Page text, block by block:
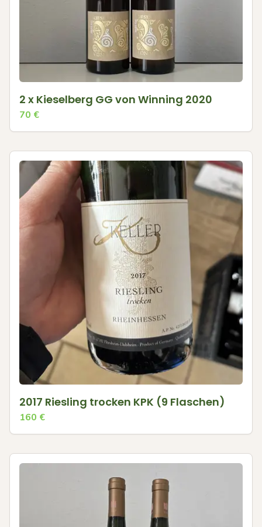
2 x Kieselberg GG von Winning 2020
70 €
2017 Riesling trocken KPK (9 Flaschen)
160 €